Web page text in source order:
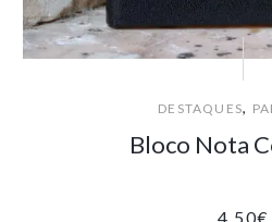
DESTAQUES,
Bloco Nota
4.50€